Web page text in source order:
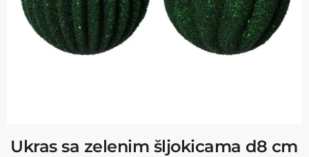
Ukras sa zelenim šljokicama d8 cm